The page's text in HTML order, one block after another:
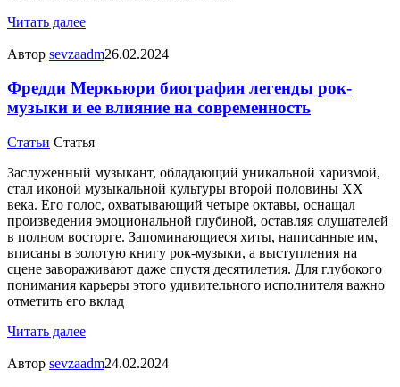
Читать далее
Автор sevzaadm26.02.2024
Фредди Меркьюри биография легенды рок-
музыки и ее влияние на современность
Статьи Статья
Заслуженный музыкант, обладающий уникальной харизмой,
стал иконой музыкальной культуры второй половины XX
века. Его голос, охватывающий четыре октавы, оснащал
произведения эмоциональной глубиной, оставляя слушателей
в полном восторге. Запоминающиеся хиты, написанные им,
вписаны в золотую книгу рок-музыки, а выступления на
сцене завораживают даже спустя десятилетия. Для глубокого
понимания карьеры этого удивительного исполнителя важно
отметить его вклад
Читать далее
Автор sevzaadm24.02.2024